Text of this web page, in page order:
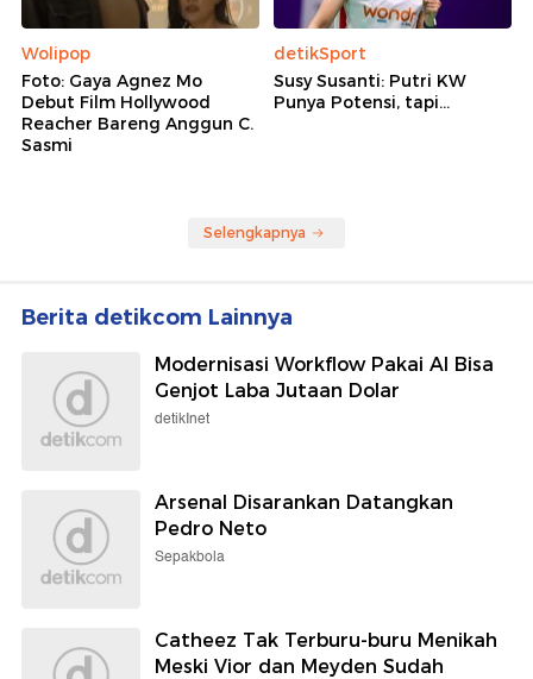
Wolipop
Foto: Gaya Agnez Mo
Debut Film Hollywood
Reacher Bareng Anggun C.
Sasmi
detikSport
Susy Susanti: Putri KW
Punya Potensi, tapi...
Selengkapnya
Berita detikcom Lainnya
Modernisasi Workflow Pakai AI Bisa
Genjot Laba Jutaan Dolar
detikInet
Arsenal Disarankan Datangkan
Pedro Neto
Sepakbola
Catheez Tak Terburu-buru Menikah
Meski Vior dan Meyden Sudah